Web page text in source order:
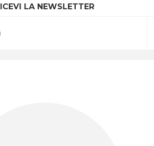
LA NEWSLETTER